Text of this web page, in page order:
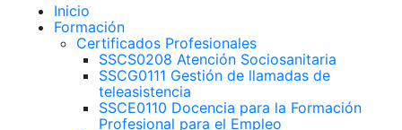
Inicio
Formación
Certificados Profesionales
SSCS0208 Atención Sociosanitaria
SSCG0111 Gestión de llamadas de
teleasistencia
SSCE0110 Docencia para la Formación
Profesional para el Empleo